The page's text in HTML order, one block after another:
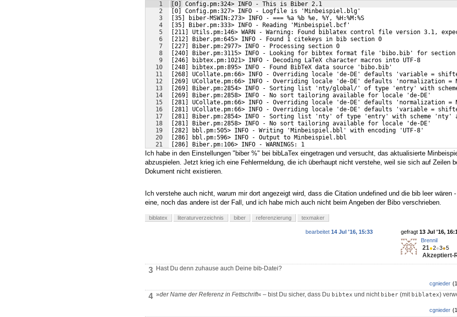
1
2
3
4
5
6
7
8
9
10
11
12
13
14
15
16
17
18
19
20
21
[0] Config.pm:324> INFO - This is Biber 2.1
[0] Config.pm:327> INFO - Logfile is 'Minbeispiel.blg'
[35] biber-MSWIN:273> INFO - === %a %b %e, %Y, %H:%M:%S
[35] Biber.pm:333> INFO - Reading 'Minbeispiel.bcf'
[211] Utils.pm:146> WARN - Warning: Found biblatex control file version 3.1,
[212] Biber.pm:645> INFO - Found 1 citekeys in bib section 0
[227] Biber.pm:2977> INFO - Processing section 0
[240] Biber.pm:3115> INFO - Looking for bibtex format file 'bibo.bib' for section
[246] bibtex.pm:1021> INFO - Decoding LaTeX character macros into UTF-8
[248] bibtex.pm:895> INFO - Found BibTeX data source 'bibo.bib'
[268] UCollate.pm:66> INFO - Overriding locale 'de-DE' defaults 'variable =
[269] UCollate.pm:66> INFO - Overriding locale 'de-DE' defaults 'normalization =
[269] Biber.pm:2854> INFO - Sorting list 'nty/global/' of type 'entry' with
[269] Biber.pm:2858> INFO - No sort tailoring available for locale 'de-DE'
[281] UCollate.pm:66> INFO - Overriding locale 'de-DE' defaults 'normalization
[281] UCollate.pm:66> INFO - Overriding locale 'de-DE' defaults 'variable =
[281] Biber.pm:2854> INFO - Sorting list 'nty' of type 'entry' with scheme 'nty'
[281] Biber.pm:2858> INFO - No sort tailoring available for locale 'de-DE'
[282] bbl.pm:505> INFO - Writing 'Minbeispiel.bbl' with encoding 'UTF-8'
[286] bbl.pm:596> INFO - Output to Minbeispiel.bbl
[286] Biber.pm:106> INFO - WARNINGS: 1
Ich habe in den Einstellungen "biber %" bei bibLaTex eingetragen und versucht, das aktualisierte
abzuspielen. Jetzt krieg ich eine Fehlermeldung, die ich überhaupt nicht verstehe, weil sie sich auf Zeilen
Dokument nicht existieren.
Ich verstehe auch nicht, warum mir dort angezeigt wird, dass die Citation undefined und die bib leer wären
eine, noch das andere ist der Fall, und ich habe mich auch nicht beim Angeben der Bibo verschrieben.
biblatex literaturverzeichnis biber referenzierung texmaker
gefragt 13 Jul '16,
Brennil
21●2●3●5
Akzeptiert-
bearbeitet 14 Jul '16, 15:33
3 Hast Du denn zuhause auch Deine bib-Datei?
cgnieder
4 »der Name der Referenz in Fettschrift« – bist Du sicher, dass Du bibtex und nicht biber (mit biblatex)
cgnieder